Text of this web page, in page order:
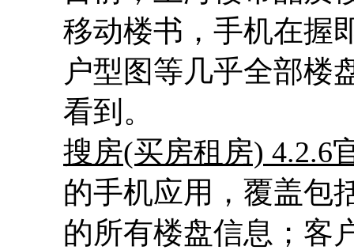
移动楼书，手机在握
户型图等几乎全部楼
看到。
搜房(买房租房) 4.2.6
的手机应用，覆盖包
的所有楼盘信息；客